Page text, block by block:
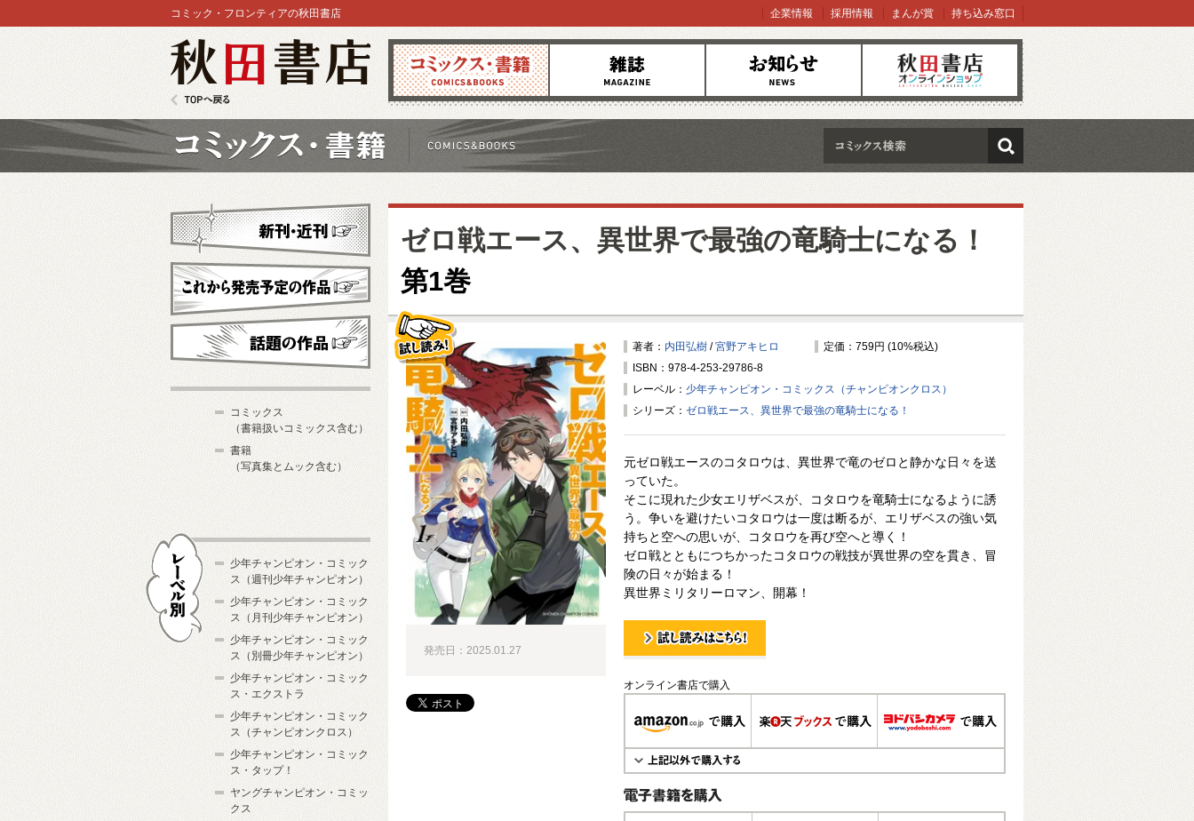
コミックス 雑誌 お知らせ オンラインショップ
コミック・フロンティアの秋田書店 企業情報 採用情報 まんが賞 持ち込み窓口
検索
ゼロ戦エース、異世界で最強の竜騎士になる！
第1巻
著者： 内田弘樹 /宮野アキヒロ
定価：759円 (10%税込)
ISBN：978-4-253-29786-8
レーベル： 少年チャンピオン・コミックス（チャンピオンクロス）
シリーズ： ゼロ戦エース、異世界で最強の竜騎士になる！
元ゼロ戦エースのコタロウは、異世界で竜のゼロと静かな日々を送
っていた。
そこに現れた少女エリザベスが、コタロウを竜騎士になるように誘
う。争いを避けたいコタロウは一度は断るが、エリザベスの強い気
持ちと空への思いが、コタロウを再び空へと導く！
ゼロ戦とともにつちかったコタロウの戦技が異世界の空を貫き、冒
険の日々が始まる！
異世界ミリタリーロマン、開幕！
試し読み！
オンライン書店で購入
電子書籍で購入
発売日：2025.01.27
新刊・近刊
これから発売予定
コミックス
（書籍扱いコミックス含む）
書籍
（写真集とムック含む）
少年チャンピオン・コミック
ス（週刊少年チャンピオン）
少年チャンピオン・コミック
ス（月刊少年チャンピオン）
少年チャンピオン・コミック
ス（別冊少年チャンピオン）
少年チャンピオン・コミック
ス・エクストラ
少年チャンピオン・コミック
ス（チャンピオンクロス）
少年チャンピオン・コミック
ス・タップ！
ヤングチャンピオン・コミッ
クス